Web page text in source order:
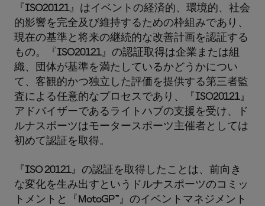
『 ISO20121』はイベントの経済的、環境的、社会
的影響を完全及び維持するための枠組みであり、
現在の基準と将来の継続的な改善計画を認証する
もの。『 ISO20121』の認証取得は企業または組
織、団体が基準を満たしているかどうかについ
て、客観的かつ独立した評価を提供する第三者監
査による任意的なプロセスであり、『 ISO20121』
アドバイザーであるライトハブの支援を受け、ド
ルナスポーツはモータースポーツ主催者としては
初めて認証を取得。
『 ISO 20121』の認証を取得したことは、前向き
な変化を生み出すというドルナスポーツのコミッ
トメントと『 MotoGP™』のイベントマネジメント